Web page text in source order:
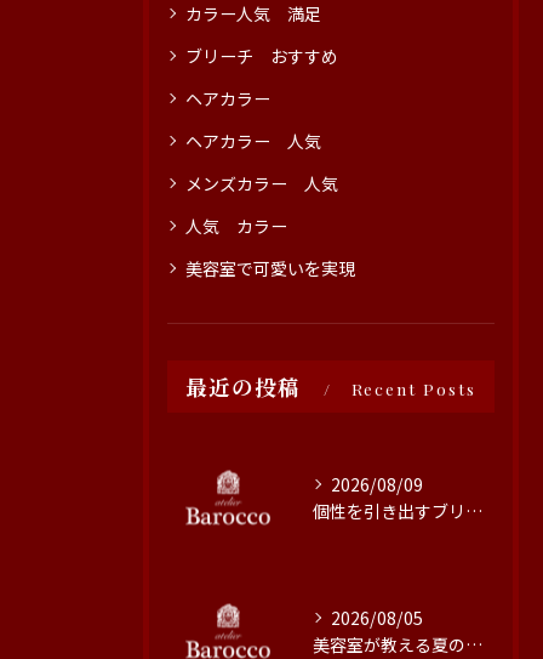
カラー人気 満足
ブリーチ おすすめ
ヘアカラー
ヘアカラー 人気
メンズカラー 人気
人気 カラー
美容室で可愛いを実現
最近の投稿 Recent Posts
2026/08/09
個性を引き出すブリーチ技術の魅力と施術のこだわり
2026/08/05
美容室が教える夏の髪質改善術